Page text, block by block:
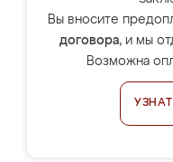
Вы вносите
договора, и мы
Возможна